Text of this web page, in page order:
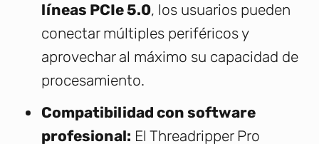
líneas PCIe 5.0, los usuarios pueden
conectar múltiples periféricos y
aprovechar al máximo su capacidad de
procesamiento.
Compatibilidad con software
profesional: El Threadripper Pro